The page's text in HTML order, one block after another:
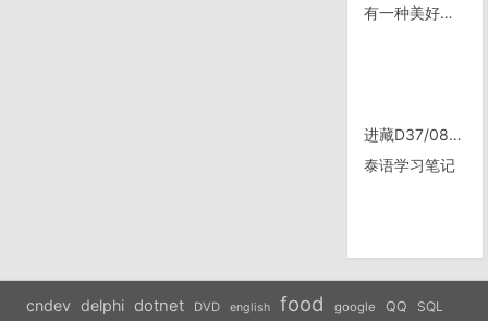
有一种美好叫作：世界很美，而你刚好有空
进藏D37/0825, 那曲休息
泰语学习笔记
cndev delphi dotnet DVD english food google QQ SQL